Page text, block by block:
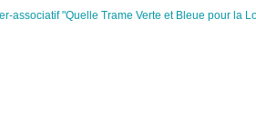
associatif "Quelle Trame Verte et Bleue pour la